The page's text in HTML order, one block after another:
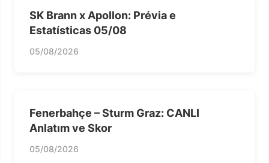
SK Brann x Apollon: Prévia e
Estatísticas 05/08
05/08/2026
Fenerbahçe – Sturm Graz: CANLI
Anlatım ve Skor
05/08/2026